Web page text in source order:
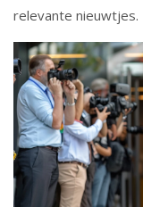
relevante nieuwtjes.